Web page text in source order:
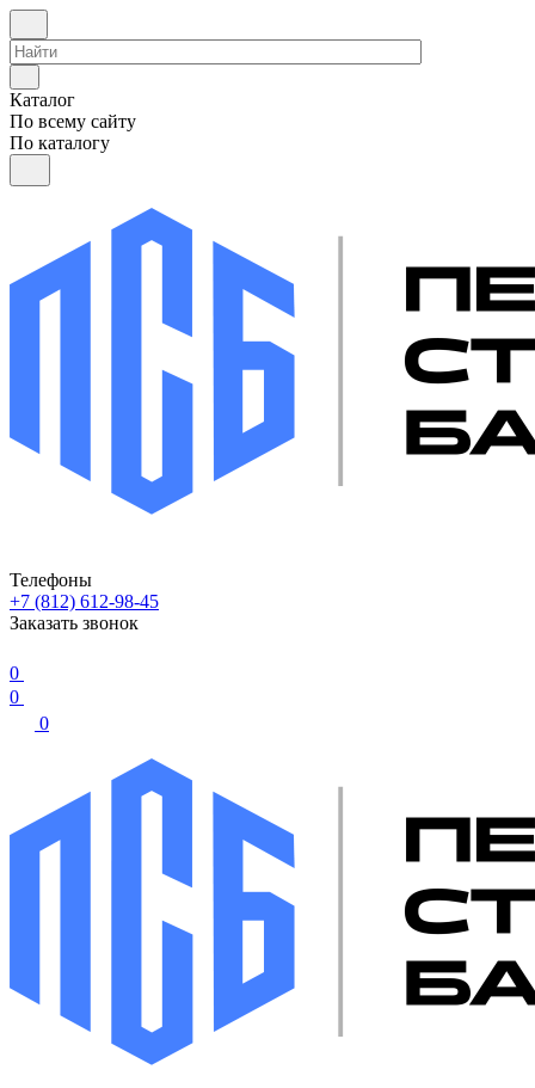
Каталог
По всему сайту
По каталогу
Телефоны
+7 (812) 612-98-45
Заказать звонок
0
0
0